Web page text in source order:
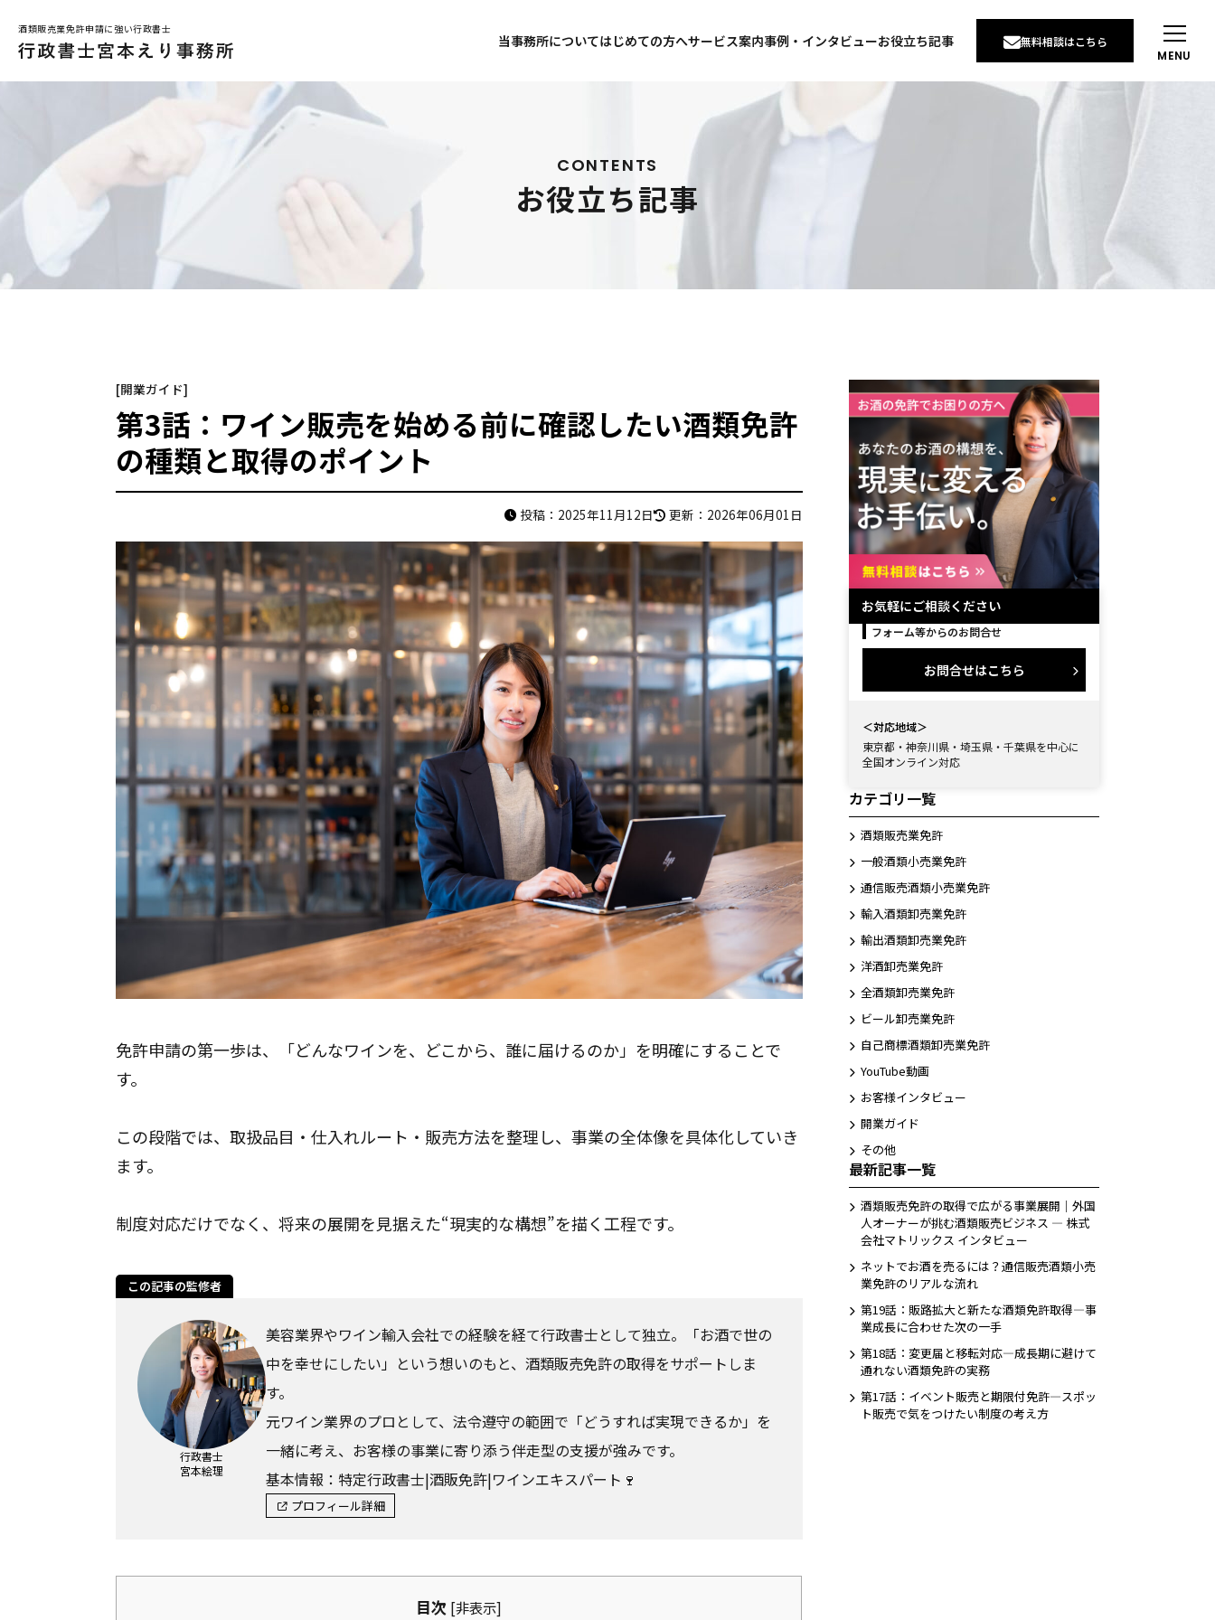
酒類販売業免許申請に強い行政書士
当事務所についてはじめての方へ
事務所コンセプト
無料相談について
サービス案内
飲食店にお酒を売りたい
ネット通販で酒を売りたい
海外からお酒を輸入して国内で売りたい
事例・インタビュー
お客様インタビュー
解決事例
お役立ち記事
無料相談はこちら
MENU
CONTENTS
お役立ち記事
[開業ガイド]
第3話：ワイン販売を始める前に確認したい酒類免許
の種類と取得のポイント
投稿：2025年11月12日 更新：2026年06月01日
免許申請の第一歩は、「どんなワインを、どこから、誰に届けるのか」を明確にすることで
す。
この段階では、取扱品目・仕入れルート・販売方法を整理し、事業の全体像を具体化していき
ます。
制度対応だけでなく、将来の展開を見据えた“現実的な構想”を描く工程です。
この記事の監修者
行政書士
宮本絵理
美容業界やワイン輸入会社での経験を経て行政書士として独立。「お酒で世の
中を幸せにしたい」という想いのもと、酒類販売免許の取得をサポートしま
す。
元ワイン業界のプロとして、法令遵守の範囲で「どうすれば実現できるか」を
一緒に考え、お客様の事業に寄り添う伴走型の支援が強みです。
基本情報：特定行政書士|酒販免許|ワインエキスパート🍷
プロフィール詳細
目次 [非表示]
お気軽にご相談ください
フォーム等からのお問合せ
お問合せはこちら
＜対応地域＞
東京都・神奈川県・埼玉県・千葉県を中心に
全国オンライン対応
カテゴリ一覧
酒類販売業免許
一般酒類小売業免許
通信販売酒類小売業免許
輸入酒類卸売業免許
輸出酒類卸売業免許
洋酒卸売業免許
全酒類卸売業免許
ビール卸売業免許
自己商標酒類卸売業免許
YouTube動画
お客様インタビュー
開業ガイド
その他
最新記事一覧
酒類販売免許の取得で広がる事業展開｜外国
人オーナーが挑む酒類販売ビジネス ― 株式
会社マトリックス インタビュー
ネットでお酒を売るには？通信販売酒類小売
業免許のリアルな流れ
第19話：販路拡大と新たな酒類免許取得―事
業成長に合わせた次の一手
第18話：変更届と移転対応―成長期に避けて
通れない酒類免許の実務
第17話：イベント販売と期限付免許―スポッ
ト販売で気をつけたい制度の考え方
メインメニュー
トップページ
お客様インタビュー
お役立ち記事
お知らせ
お問合せ
はじめての方へ
事務所コンセプト
お店で酒を売りたい
ネット通販で酒を売りたい
卸売業関係の免許
全ての種類のお酒を業者に卸したい
洋酒を業者に卸したい
ビールを業者に卸したい
輸出入関係の免許
海外からお酒を輸入して国内で売り
たい
日本のお酒を海外に輸出したい
プライバシーポリシー
お問合せ
CONTACT
ご質問やご相談がございましたら、お気軽にお問合せください。
24時間365日受付 コンタクト追加後お問合せ下さい。
LINEから相談する
対応地域
東京都・神奈川県・埼玉県・千葉県を中心に全国オンライン対応